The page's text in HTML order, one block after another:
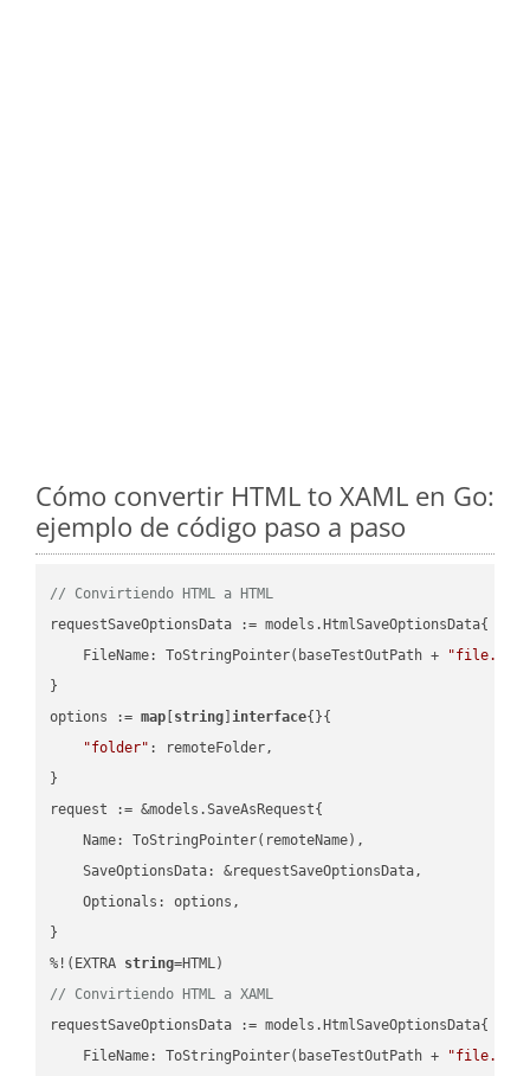
Cómo convertir HTML to XAML en Go:
ejemplo de código paso a paso
// Convirtiendo HTML a HTML
requestSaveOptionsData := models.HtmlSaveOptionsData{
    FileName: ToStringPointer(baseTestOutPath +
}
options := map string ]interface{}{
"folder" : remoteFolder,
}
request := &models.SaveAsRequest{
    Name: ToStringPointer(remoteName),
    SaveOptionsData: &requestSaveOptionsData,
    Optionals: options,
}
%!(EXTRA string
// Convirtiendo HTML a XAML
requestSaveOptionsData := models.HtmlSaveOptionsData{
    FileName: ToStringPointer(baseTestOutPath +